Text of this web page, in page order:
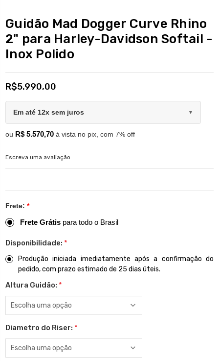
Guidão Mad Dogger Curve Rhino
2" para Harley-Davidson Softail -
Inox Polido
R$5.990,00
Em até 12x sem juros ▼
ou R$ 5.570,70 à vista no pix, com 7% off
Escreva uma avaliação
Frete: *
Frete Grátis para todo o Brasil
Disponibilidade: *
Produção iniciada imediatamente após a confirmação do
pedido, com prazo estimado de 25 dias úteis.
Altura Guidão: *
Diametro do Riser: *